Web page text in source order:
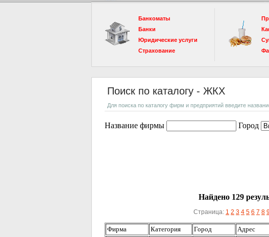
Банкоматы
Банки
Юридические услуги
Страхование
Поиск по каталогу - ЖКХ
Для поиска по каталогу фирм и предприятий введите
Название фирмы Город
Найдено 129
Страница: 1 2 3 4 5 6 7 8
Фирма Категория Город Адрес